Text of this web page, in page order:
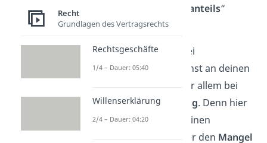
gemachten Minderungsanteils“
sinnvoll.
Übrigens:Wende dich bei
Mietstreitigkeiten zunächst an deinen
. Das gilt vor allem bei
Fällen derMietminderung. Denn hier
ist es wichtig, dass du deinen
über den Mangel
Recht
Grundlagen des Vertragsrechts
Rechtsgeschäfte
1/4 – Dauer: 05:40
Willenserklärung
2/4 – Dauer: 04:20